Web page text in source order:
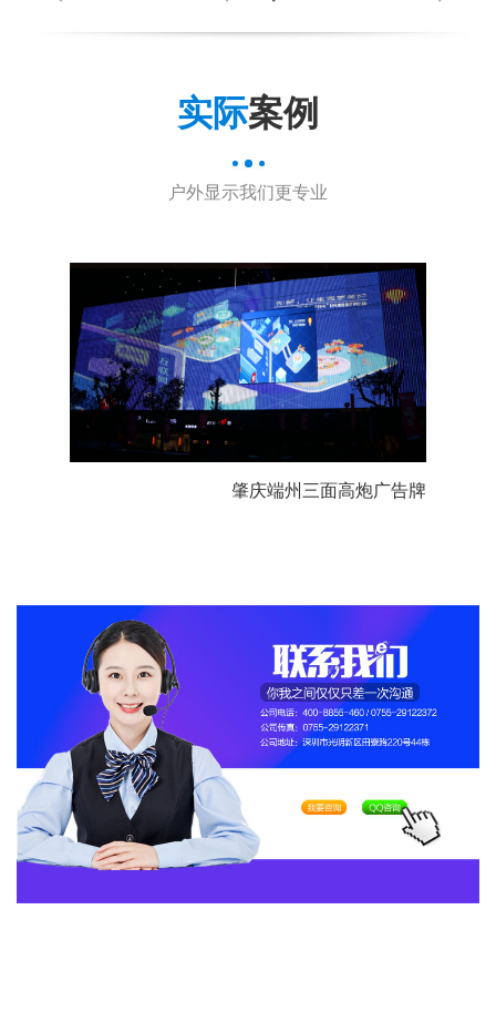
实际案例
户外显示我们更专业
肇庆端州三面高炮广告牌